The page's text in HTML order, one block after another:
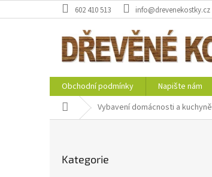
na
602 410 513 info@drevenekostky.cz
Obchodní podmínky Napište nám
Domů Vybavení domácnosti a kuchyně
kategorie
Kategorie